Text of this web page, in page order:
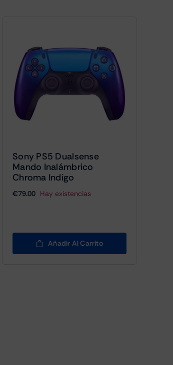
Sony PS5 Dualsense
Mando Inalámbrico
Chroma Indigo
€79.00 Hay existencias
Añadir Al Carrito